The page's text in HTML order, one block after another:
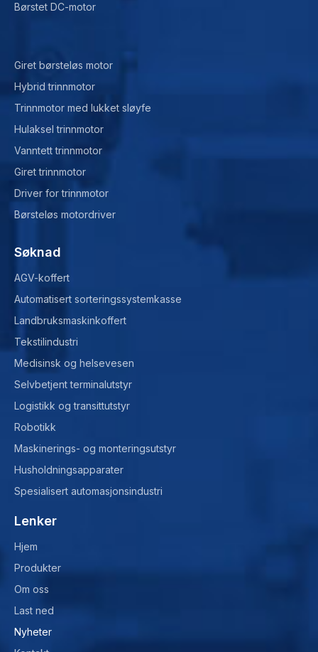
Børstet DC-motor
Giret børsteløs motor
Hybrid trinnmotor
Trinnmotor med lukket sløyfe
Hulaksel trinnmotor
Vanntett trinnmotor
Giret trinnmotor
Driver for trinnmotor
Børsteløs motordriver
Søknad
AGV-koffert
Automatisert sorteringssystemkasse
Landbruksmaskinkoffert
Tekstilindustri
Medisinsk og helsevesen
Selvbetjent terminalutstyr
Logistikk og transittutstyr
Robotikk
Maskinerings- og monteringsutstyr
Husholdningsapparater
Spesialisert automasjonsindustri
Lenker
Hjem
Produkter
Om oss
Last ned
Nyheter